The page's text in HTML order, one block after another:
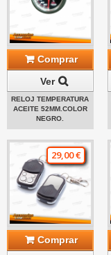
Comprar
Ver
RELOJ TEMPERATURA
ACEITE 52MM.COLOR
NEGRO.
29,00 €
Comprar